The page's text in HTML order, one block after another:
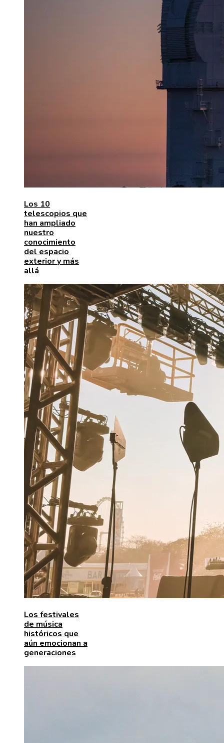
Los 10
telescopios que
han ampliado
nuestro
conocimiento
del espacio
exterior y más
allá
Los festivales
de música
históricos que
aún emocionan a
generaciones